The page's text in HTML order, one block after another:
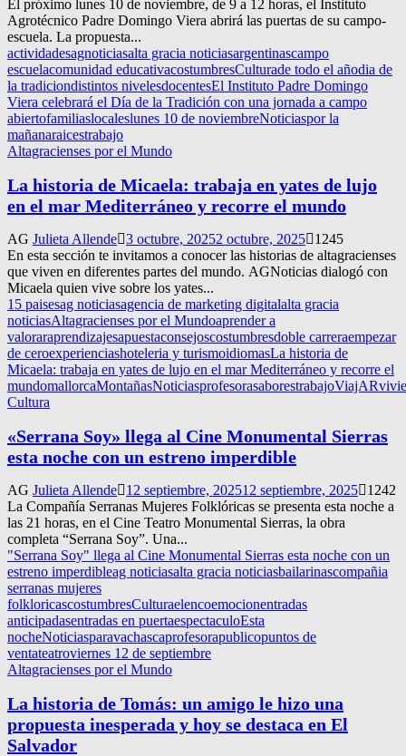
El próximo lunes 10 de noviembre, de 9 a 12 horas, el Instituto
Agrotécnico Padre Domingo Viera abrirá las puertas de su campo-
escuela. La propuesta...
actividadesagnoticiasalta gracia noticiasargentinascampo
escuelacomunidad educativacostumbresCulturade todo el añodia de
la tradiciondistintos nivelesdocentesEl Instituto Padre Domingo
Viera celebrará el Día de la Tradición con una jornada a campo
abiertofamiliaslocaleslunes 10 de noviembreNoticiaspor la
mañanaraicestrabajo
Altagracienses por el Mundo
La historia de Micaela: trabaja en yates de lujo
en el mar Mediterráneo y recorre el mundo
AG Julieta Allende 3 octubre, 20252 octubre, 2025
1245
En esta sección te invitamos a conocer las historias de altagracienses
que viven en diferentes partes del mundo. AGNoticias dialogó con
Micaela quien vive sobre los yates...
15 paisesag noticiasagencia de marketing digitalalta gracia
noticiasAltagracienses por el Mundoaprender a
valoraraprendizajesapuestaconsejoscostumbresdoble carreraempezar
de ceroexperienciashoteleria y turismoidiomasLa historia de
Micaela: trabaja en yates de lujo en el mar Mediterráneo y recorre el
mundomallorcaMontañasNoticiasprofesorasaborestrabajoViajAR
Cultura
«Serrana Soy» llega al Cine Monumental Sierras
esta noche con un estreno imperdible
AG Julieta Allende 12 septiembre, 202512 septiembre, 2025
1242
La Compañía Serranas Mujeres Folklóricas se presenta esta noche a
las 21 horas, en el Cine Teatro Monumental Sierras, la obra
completa “Serrana Soy”. Una...
"Serrana Soy" llega al Cine Monumental Sierras esta noche con un
estreno imperdibleag noticiasalta gracia noticiasbailarinascompañia
serranas mujeres
folkloricascostumbresCulturaelencoemocionentradas
anticipadasentradas en puertaespectaculoEsta
nocheNoticiasparavachascaprofesorapublicopuntos de
ventateatroviernes 12 de septiembre
Altagracienses por el Mundo
La historia de Tomás: un amigo le hizo una
propuesta inesperada y hoy se destaca en El
Salvador